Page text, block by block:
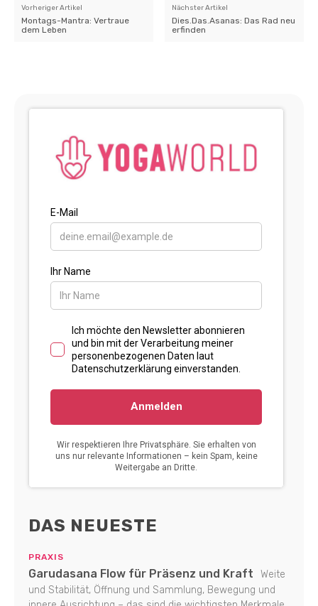
Vorheriger Artikel
Montags-Mantra: Vertraue
dem Leben
Nächster Artikel
Dies.Das.Asanas: Das Rad neu
erfinden
DAS NEUESTE
PRAXIS
Garudasana Flow für Präsenz und Kraft
Weite
und Stabilität, Öffnung und Sammlung, Bewegung und